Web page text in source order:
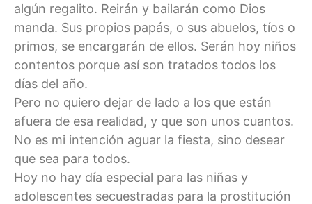
algún regalito. Reirán y bailarán como Dios
manda. Sus propios papás, o sus abuelos, tíos o
primos, se encargarán de ellos. Serán hoy niños
contentos porque así son tratados todos los
días del año.
Pero no quiero dejar de lado a los que están
afuera de esa realidad, y que son unos cuantos.
No es mi intención aguar la fiesta, sino desear
que sea para todos.
Hoy no hay día especial para las niñas y
adolescentes secuestradas para la prostitución